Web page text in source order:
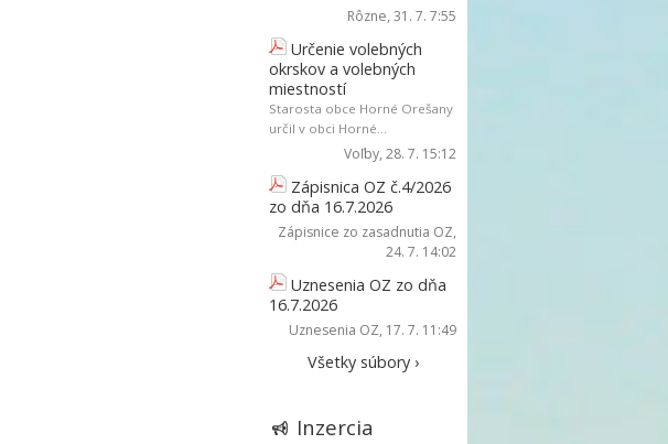
Rôzne, 31. 7. 7:55
Určenie volebných
okrskov a volebných
miestností
Starosta obce Horné Orešany
určil v obci Horné...
Voľby, 28. 7. 15:12
Zápisnica OZ č.4/2026
zo dňa 16.7.2026
Zápisnice zo zasadnutia OZ,
24. 7. 14:02
Uznesenia OZ zo dňa
16.7.2026
Uznesenia OZ, 17. 7. 11:49
Všetky súbory ›
Inzercia